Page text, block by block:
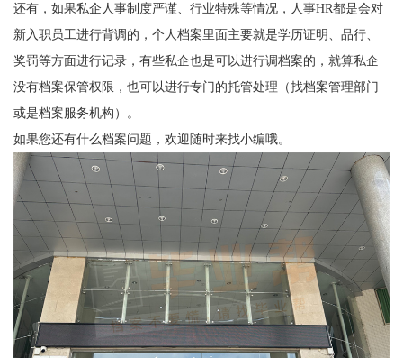
还有，如果私企人事制度严谨、行业特殊等情况，人事HR都是会对
新入职员工进行背调的，个人档案里面主要就是学历证明、品行、
奖罚等方面进行记录，有些私企也是可以进行调档案的，就算私企
没有档案保管权限，也可以进行专门的托管处理（找档案管理部门
或是档案服务机构）。
如果您还有什么档案问题，欢迎随时来找小编哦。